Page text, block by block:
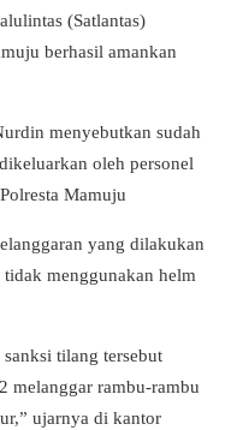
(Satlantas)
berhasil amankan
menyebutkan sudah
oleh personel
Mamuju
yang dilakukan
menggunakan helm
tilang tersebut
melanggar rambu-rambu
ujarnya di kantor